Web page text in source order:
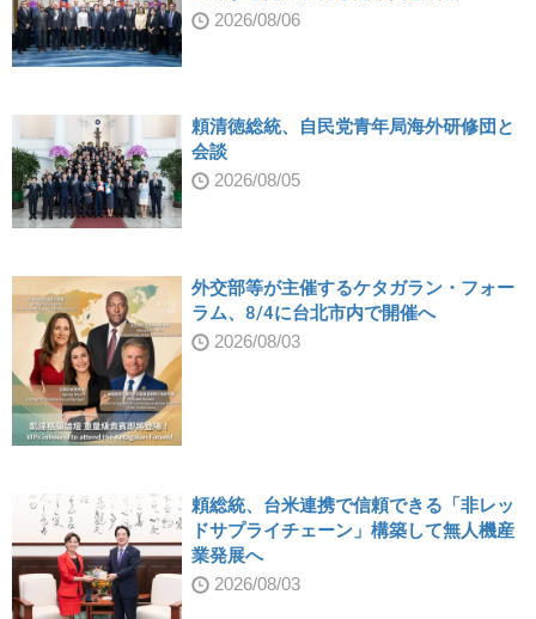
2026/08/06
頼清徳総統、自民党青年局海外研修団と
会談
2026/08/05
外交部等が主催するケタガラン・フォー
ラム、8/4に台北市内で開催へ
2026/08/03
頼総統、台米連携で信頼できる「非レッ
ドサプライチェーン」構築して無人機産
業発展へ
2026/08/03